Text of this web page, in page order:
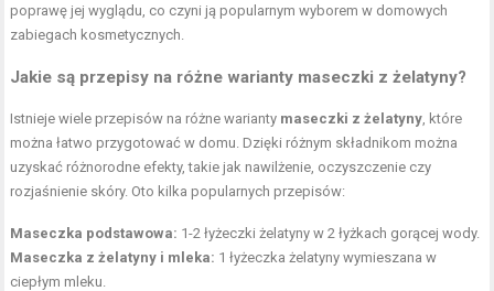
poprawę jej wyglądu, co czyni ją popularnym wyborem w domowych
zabiegach kosmetycznych.
Jakie są przepisy na różne warianty maseczki z żelatyny?
Istnieje wiele przepisów na różne warianty maseczki z żelatyny , które
można łatwo przygotować w domu. Dzięki różnym składnikom można
uzyskać różnorodne efekty, takie jak nawilżenie, oczyszczenie czy
rozjaśnienie skóry. Oto kilka popularnych przepisów:
Maseczka podstawowa: 1-2 łyżeczki żelatyny w 2 łyżkach gorącej wody.
Maseczka z żelatyny i mleka: 1 łyżeczka żelatyny wymieszana w
ciepłym mleku.